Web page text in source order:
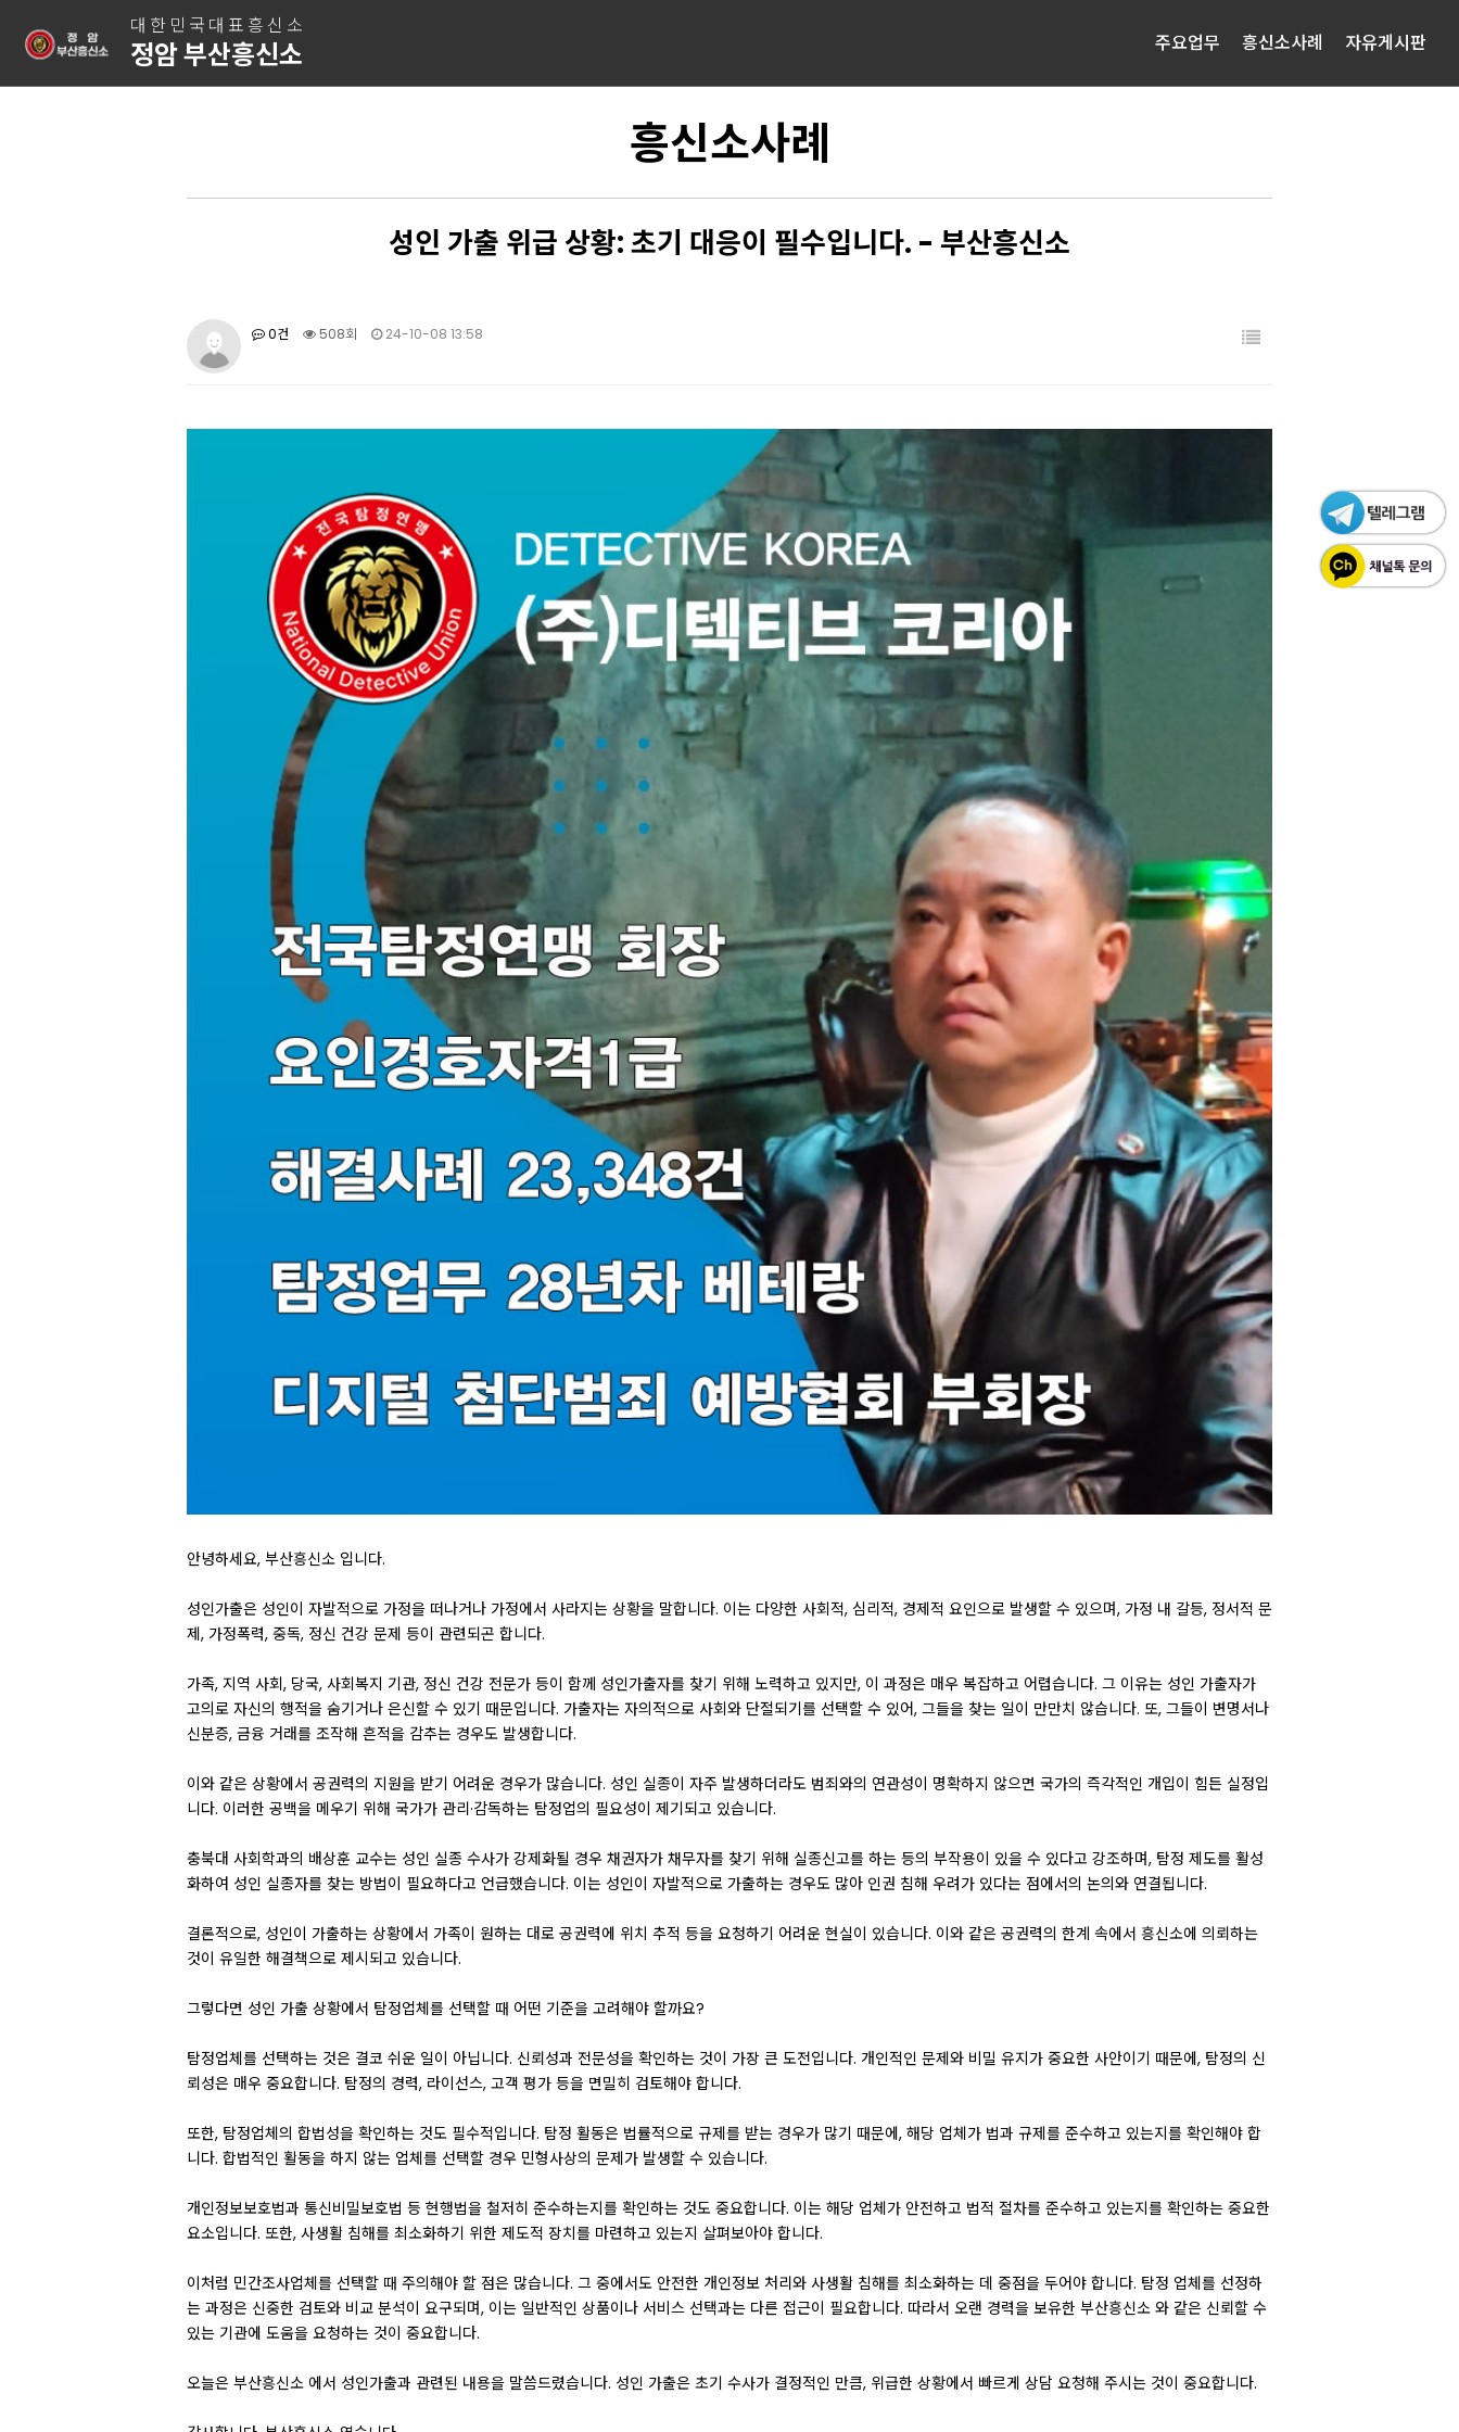
대한민국대표흥신소
정암 부산흥신소 주요업무 흥신소사례 자유게시판
흥신소사례
성인 가출 위급 상황: 초기 대응이 필수입니다. - 부산흥신소
0건 508회 24-10-08 13:58
안녕하세요, 부산흥신소 입니다.
성인가출은 성인이 자발적으로 가정을 떠나거나 가정에서 사라지는 상황을 말합니다. 이는 다양한 사회적, 심리적, 경제적 요인으로 발생할 수 있으며, 가정 내 갈등, 정서적 문
제, 가정폭력, 중독, 정신 건강 문제 등이 관련되곤 합니다.
가족, 지역 사회, 당국, 사회복지 기관, 정신 건강 전문가 등이 함께 성인가출자를 찾기 위해 노력하고 있지만, 이 과정은 매우 복잡하고 어렵습니다. 그 이유는 성인 가출자가
고의로 자신의 행적을 숨기거나 은신할 수 있기 때문입니다. 가출자는 자의적으로 사회와 단절되기를 선택할 수 있어, 그들을 찾는 일이 만만치 않습니다. 또, 그들이 변명서나
신분증, 금융 거래를 조작해 흔적을 감추는 경우도 발생합니다.
이와 같은 상황에서 공권력의 지원을 받기 어려운 경우가 많습니다. 성인 실종이 자주 발생하더라도 범죄와의 연관성이 명확하지 않으면 국가의 즉각적인 개입이 힘든 실정입
니다. 이러한 공백을 메우기 위해 국가가 관리·감독하는 탐정업의 필요성이 제기되고 있습니다.
충북대 사회학과의 배상훈 교수는 성인 실종 수사가 강제화될 경우 채권자가 채무자를 찾기 위해 실종신고를 하는 등의 부작용이 있을 수 있다고 강조하며, 탐정 제도를 활성
화하여 성인 실종자를 찾는 방법이 필요하다고 언급했습니다. 이는 성인이 자발적으로 가출하는 경우도 많아 인권 침해 우려가 있다는 점에서의 논의와 연결됩니다.
결론적으로, 성인이 가출하는 상황에서 가족이 원하는 대로 공권력에 위치 추적 등을 요청하기 어려운 현실이 있습니다. 이와 같은 공권력의 한계 속에서 흥신소에 의뢰하는
것이 유일한 해결책으로 제시되고 있습니다.
그렇다면 성인 가출 상황에서 탐정업체를 선택할 때 어떤 기준을 고려해야 할까요?
탐정업체를 선택하는 것은 결코 쉬운 일이 아닙니다. 신뢰성과 전문성을 확인하는 것이 가장 큰 도전입니다. 개인적인 문제와 비밀 유지가 중요한 사안이기 때문에, 탐정의 신
뢰성은 매우 중요합니다. 탐정의 경력, 라이선스, 고객 평가 등을 면밀히 검토해야 합니다.
또한, 탐정업체의 합법성을 확인하는 것도 필수적입니다. 탐정 활동은 법률적으로 규제를 받는 경우가 많기 때문에, 해당 업체가 법과 규제를 준수하고 있는지를 확인해야 합
니다. 합법적인 활동을 하지 않는 업체를 선택할 경우 민형사상의 문제가 발생할 수 있습니다.
개인정보보호법과 통신비밀보호법 등 현행법을 철저히 준수하는지를 확인하는 것도 중요합니다. 이는 해당 업체가 안전하고 법적 절차를 준수하고 있는지를 확인하는 중요한
요소입니다. 또한, 사생활 침해를 최소화하기 위한 제도적 장치를 마련하고 있는지 살펴보아야 합니다.
이처럼 민간조사업체를 선택할 때 주의해야 할 점은 많습니다. 그 중에서도 안전한 개인정보 처리와 사생활 침해를 최소화하는 데 중점을 두어야 합니다. 탐정 업체를 선정하
는 과정은 신중한 검토와 비교 분석이 요구되며, 이는 일반적인 상품이나 서비스 선택과는 다른 접근이 필요합니다. 따라서 오랜 경력을 보유한 부산흥신소 와 같은 신뢰할 수
있는 기관에 도움을 요청하는 것이 중요합니다.
오늘은 부산흥신소 에서 성인가출과 관련된 내용을 말씀드렸습니다. 성인 가출은 초기 수사가 결정적인 만큼, 위급한 상황에서 빠르게 상담 요청해 주시는 것이 중요합니다.